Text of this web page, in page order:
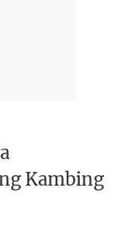
Kambing